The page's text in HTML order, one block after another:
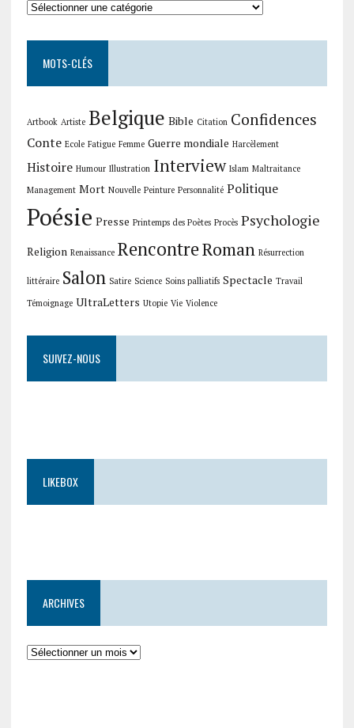
Collections
MOTS-CLÉS
Artbook Artiste Belgique Bible Citation Confidences
Conte Ecole Fatigue Femme Guerre mondiale Harcèlement
Histoire Humour Illustration Interview Islam Maltraitance
Management Mort Nouvelle Peinture Personnalité Politique
Poésie Presse Printemps des Poètes Procès Psychologie
Religion Renaissance RencontreRoman Résurrection
littéraire Salon Satire Science Soins palliatifs Spectacle Travail
Témoignage UltraLetters Utopie Vie Violence
SUIVEZ-NOUS
LIKEBOX
ARCHIVES
Archives